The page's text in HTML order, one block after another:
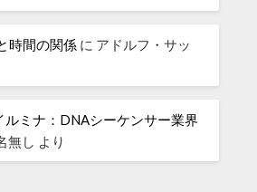
時間の関係 に アドルフ・サッ
ルミナ：DNAシーケンサー業界
無し より